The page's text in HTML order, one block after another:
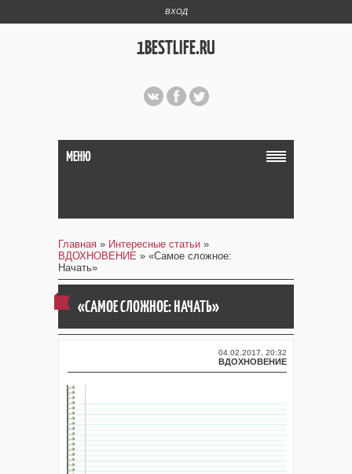
ВХОД
1BESTLIFE.RU
МЕНЮ
Главная » Интересные статьи »
ВДОХНОВЕНИЕ » «Самое сложное:
Начать»
«САМОЕ СЛОЖНОЕ: НАЧАТЬ»
04.02.2017, 20:32
ВДОХНОВЕНИЕ